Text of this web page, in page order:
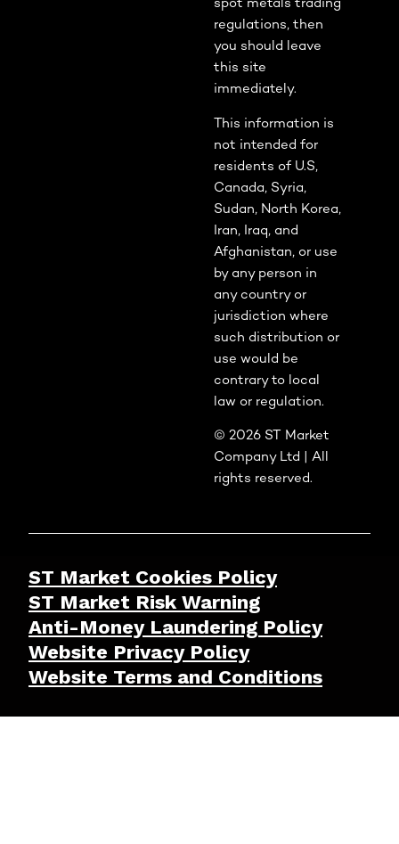
spot metals trading
regulations, then
you should leave
this site
immediately.
This information is
not intended for
residents of U.S,
Canada, Syria,
Sudan, North Korea,
Iran, Iraq, and
Afghanistan, or use
by any person in
any country or
jurisdiction where
such distribution or
use would be
contrary to local
law or regulation.
© 2026 ST Market
Company Ltd | All
rights reserved.
ST Market Cookies Policy
ST Market Risk Warning
Anti-Money Laundering Policy
Website Privacy Policy
Website Terms and Conditions